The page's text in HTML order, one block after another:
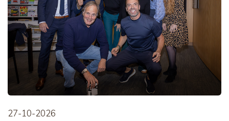
27-10-2026